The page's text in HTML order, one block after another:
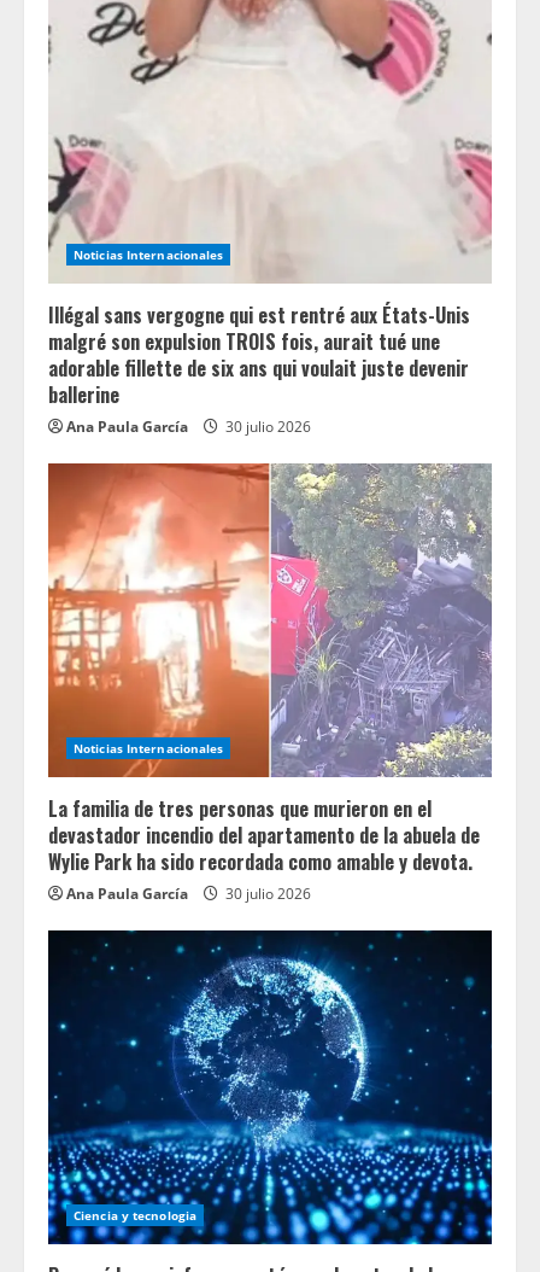
Noticias Internacionales
Illégal sans vergogne qui est rentré aux États-Unis
malgré son expulsion TROIS fois, aurait tué une
adorable fillette de six ans qui voulait juste devenir
ballerine
Ana Paula García 30 julio 2026
Noticias Internacionales
La familia de tres personas que murieron en el
devastador incendio del apartamento de la abuela de
Wylie Park ha sido recordada como amable y devota.
Ana Paula García 30 julio 2026
Ciencia y tecnologia